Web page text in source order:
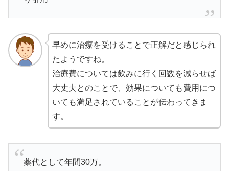
早めに治療を受けることで正解だと感じられ
たようですね。
治療費については飲みに行く回数を減らせば
大丈夫とのことで、効果についても費用につ
いても満足されていることが伝わってきま
す。
薬代として年間30万。